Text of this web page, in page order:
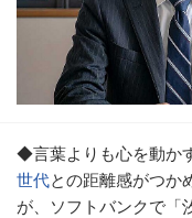
◆言葉よりも心を動か
世代との距離感がつ
が、ソフトバンクで「